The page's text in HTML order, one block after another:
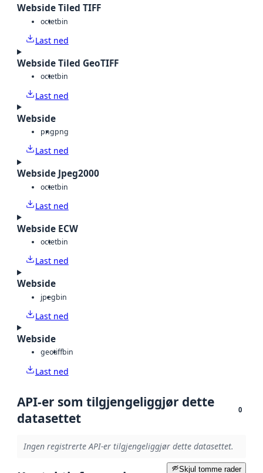
Webside Tiled TIFF
octetbin
Last ned
Webside Tiled GeoTIFF
octetbin
Last ned
Webside
pngpng
Last ned
Webside Jpeg2000
octetbin
Last ned
Webside ECW
octetbin
Last ned
Webside
jpegbin
Last ned
Webside
geotiffbin
Last ned
API-er som tilgjengeliggjør dette
datasettet
0
Ingen registrerte API-er tilgjengeliggjør dette datasettet.
Skjul tomme rader